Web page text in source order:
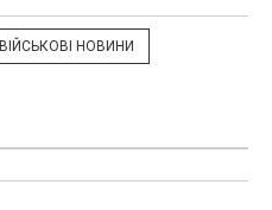
ВІЙСЬКОВІ НОВИНИ